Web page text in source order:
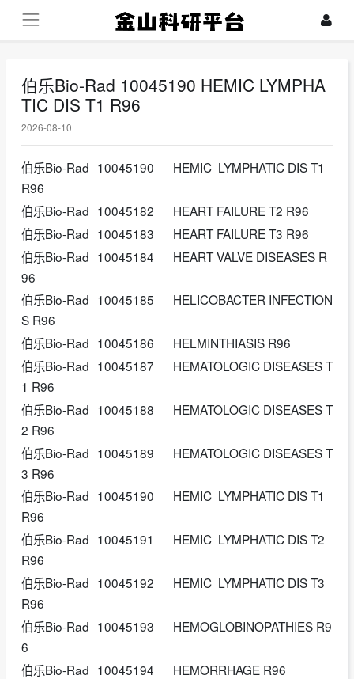
伯乐Bio-Rad 10045190 HEMIC LYMPHA
TIC DIS T1 R96
2026-08-10
伯乐Bio-Rad 10045190
HEMIC LYMPHATIC DIS T1
R96
伯乐Bio-Rad 10045182
HEART FAILURE T2 R96
伯乐Bio-Rad 10045183
HEART FAILURE T3 R96
伯乐Bio-Rad 10045184
HEART VALVE DISEASES R
96
伯乐Bio-Rad 10045185
HELICOBACTER INFECTION
S R96
伯乐Bio-Rad 10045186
HELMINTHIASIS R96
伯乐Bio-Rad 10045187
HEMATOLOGIC DISEASES T
1 R96
伯乐Bio-Rad 10045188
HEMATOLOGIC DISEASES T
2 R96
伯乐Bio-Rad 10045189
HEMATOLOGIC DISEASES T
3 R96
伯乐Bio-Rad 10045190
HEMIC LYMPHATIC DIS T1
R96
伯乐Bio-Rad 10045191
HEMIC LYMPHATIC DIS T2
R96
伯乐Bio-Rad 10045192
HEMIC LYMPHATIC DIS T3
R96
伯乐Bio-Rad 10045193
HEMOGLOBINOPATHIES R9
6
伯乐Bio-Rad 10045194
HEMORRHAGE R96